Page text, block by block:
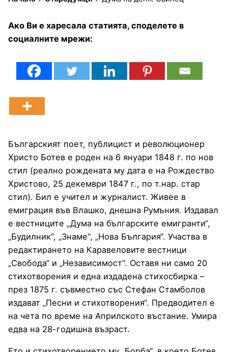
Ако Ви е харесала статията, споделете в
социалните мрежи:
Българският поет, публицист и революционер
Христо Ботев е роден на 6 януари 1848 г. по нов
стил (реално рождената му дата е на Рождество
Христово, 25 декември 1847 г., по т.нар. стар
стил). Бил е учител и журналист. Живее в
емиграция във Влашко, днешна Румъния. Издавал
е вестниците „Дума на българските емигранти“,
„Будилник“, „Знаме“, „Нова България“. Участва в
редактирането на Каравеловите вестници
„Свобода“ и „Независимост“. Оставя ни само 20
стихотворения и една издадена стихосбирка –
през 1875 г. съвместно със Стефан Стамболов
издават „Песни и стихотворения“. Предводител е
на чета по време на Априлското въстание. Умира
едва на 28-годишна възраст.